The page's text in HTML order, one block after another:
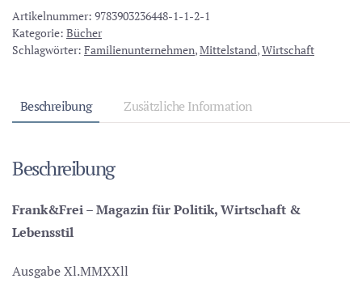
-
Wenn
ein
zur
Ideologie
Menge
Artikelnummer: 9783903236448-1-1-2-1
Kategorie: Bücher
Schlagwörter: Familienunternehmen,Mittelstand,Wirtschaft
Beschreibung Zusätzliche Information
Beschreibung
Frank&Frei – Magazin für Politik, Wirtschaft &
Lebensstil
Ausgabe Xl.MMXXll